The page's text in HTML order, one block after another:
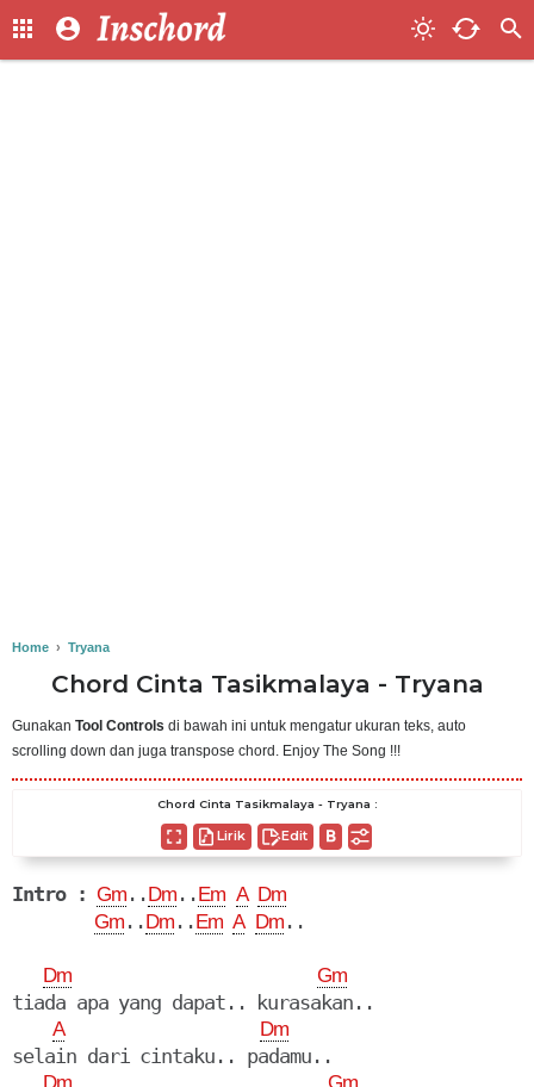
Home › Tryana
Chord Cinta Tasikmalaya - Tryana
Gunakan Tool Controls di bawah ini untuk mengatur ukuran teks, auto
scrolling down dan juga transpose chord. Enjoy The Song !!!
Chord Cinta Tasikmalaya - Tryana :
Lirik Edit
Intro : Gm ..Dm ..Em A Dm
Gm..Dm..Em A Dm ..
Dm Gm
tiada apa yang dapat.. kurasakan..
A Dm
selain dari cintaku.. padamu..